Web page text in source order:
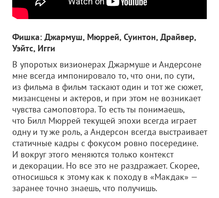
Фишка: Джармуш, Мюррей, Суинтон, Драйвер,
Уэйтс, Игги
В упоротых визионерах Джармуше и Андерсоне
мне всегда импонировало то, что они, по сути,
из фильма в фильм таскают один и тот же сюжет,
мизансцены и актеров, и при этом не возникает
чувства самоповтора. То есть ты понимаешь,
что Билл Мюррей текущей эпохи всегда играет
одну и ту же роль, а Андерсон всегда выстраивает
статичные кадры с фокусом ровно посередине.
И вокруг этого меняются только контекст
и декорации. Но все это не раздражает. Скорее,
относишься к этому как к походу в «Макдак» —
заранее точно знаешь, что получишь.